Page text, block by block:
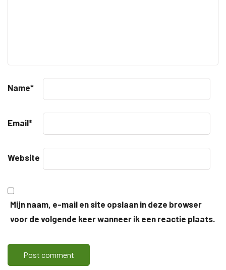
Name*
Email*
Website
Mijn naam, e-mail en site opslaan in deze browser
voor de volgende keer wanneer ik een reactie plaats.